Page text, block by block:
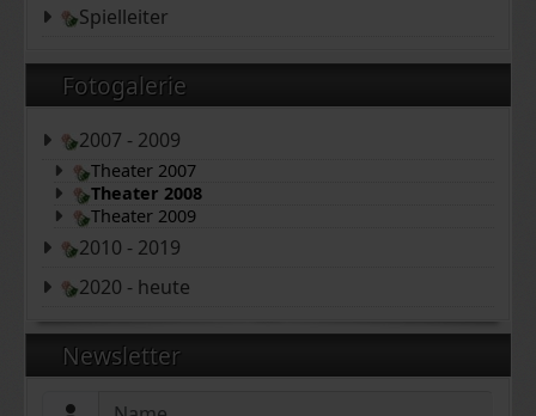
Spielleiter
Fotogalerie
2007 - 2009
Theater 2007
Theater 2008
Theater 2009
2010 - 2019
2020 - heute
Newsletter